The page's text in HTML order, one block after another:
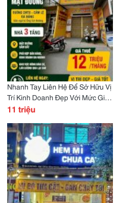
Nhanh Tay Liên Hệ Để Sở Hữu Vị
Trí Kinh Doanh Đẹp Với Mức Giá
Hấp Dẫn Cho Thuê Nhà Đường
11Tr/Tháng
11 triệu